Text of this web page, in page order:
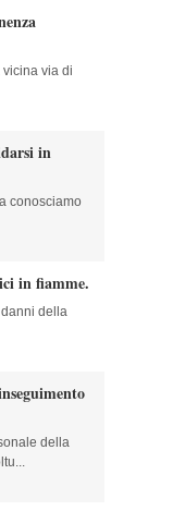
vicina via di
in
conosciamo
in fiamme.
della
della